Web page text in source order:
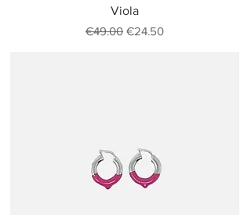
Viola
Regular Price
€49.00 Sale Price
€24.50